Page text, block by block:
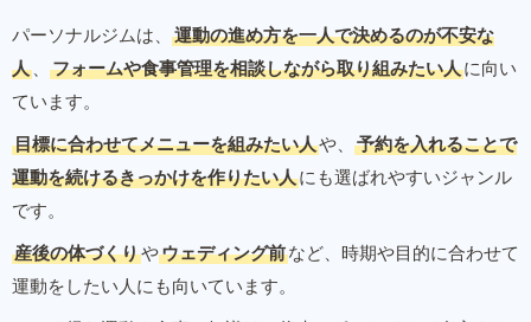
パーソナルジムは、
運動の進め方を一人で決めるのが不安な
人 、 フォームや食事管理を相談しながら取り組みたい人に向い
ています。
目標に合わせてメニューを組みたい人や、
予約を入れることで
運動を続けるきっかけを作りたい人にも選ばれやすいジャンル
です。
産後の体づくりやウェディング前など、時期や目的に合わせて
運動をしたい人にも向いています。